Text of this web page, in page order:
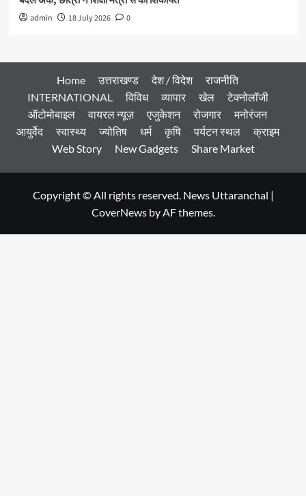
admin 18 July 2026 0
Home उत्तराखण्ड देश / विदेश
राजनीति
INTERNATIONAL
विविध व्यापार खेल
टेक्नोलॉजी
ऑटोमोबाइल
वायरल न्यूज़ एजुकेशन रोजगार
मनोरंजन
आयुर्वेद
स्वास्थ्य ज्योतिष धर्म कृषि पर्यटन स्थल
क्राइम
Web Story
New Gadgets Share Market
Copyright © All rights reserved. News Uttaranchal |
CoverNewsby AF themes.